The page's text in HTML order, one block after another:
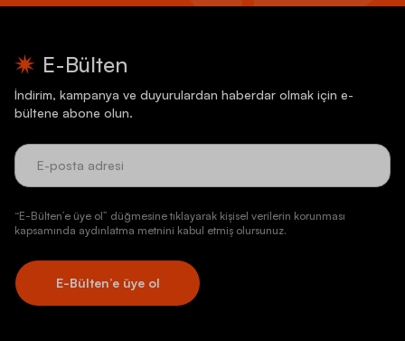
E-Bülten
İndirim, kampanya ve duyurulardan haberdar olmak için e-
bültene abone olun.
“E-Bülten’e üye ol” düğmesine tıklayarak kişisel verilerin korunması
kapsamında aydınlatma metnini kabul etmiş olursunuz.
E-Bülten’e üye ol